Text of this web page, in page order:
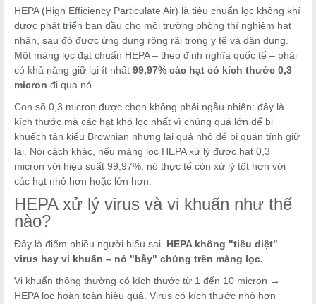
HEPA (High Efficiency Particulate Air) là tiêu chuẩn lọc không khí
được phát triển ban đầu cho môi trường phòng thí nghiệm hạt
nhân, sau đó được ứng dụng rộng rãi trong y tế và dân dụng.
Một màng lọc đạt chuẩn HEPA – theo định nghĩa quốc tế – phải
có khả năng giữ lại ít nhất 99,97% các hạt có kích thước 0,3
micron đi qua nó.
Con số 0,3 micron được chọn không phải ngẫu nhiên: đây là
kích thước mà các hạt khó lọc nhất vì chúng quá lớn để bị
khuếch tán kiểu Brownian nhưng lại quá nhỏ để bị quán tính giữ
lại. Nói cách khác, nếu màng lọc HEPA xử lý được hạt 0,3
micron với hiệu suất 99,97%, nó thực tế còn xử lý tốt hơn với
các hạt nhỏ hơn hoặc lớn hơn.
HEPA xử lý virus và vi khuẩn như thế
nào?
Đây là điểm nhiều người hiểu sai. HEPA không "tiêu diệt"
virus hay vi khuẩn – nó "bẫy" chúng trên màng lọc.
Vi khuẩn thông thường có kích thước từ 1 đến 10 micron →
HEPA lọc hoàn toàn hiệu quả. Virus có kích thước nhỏ hơn